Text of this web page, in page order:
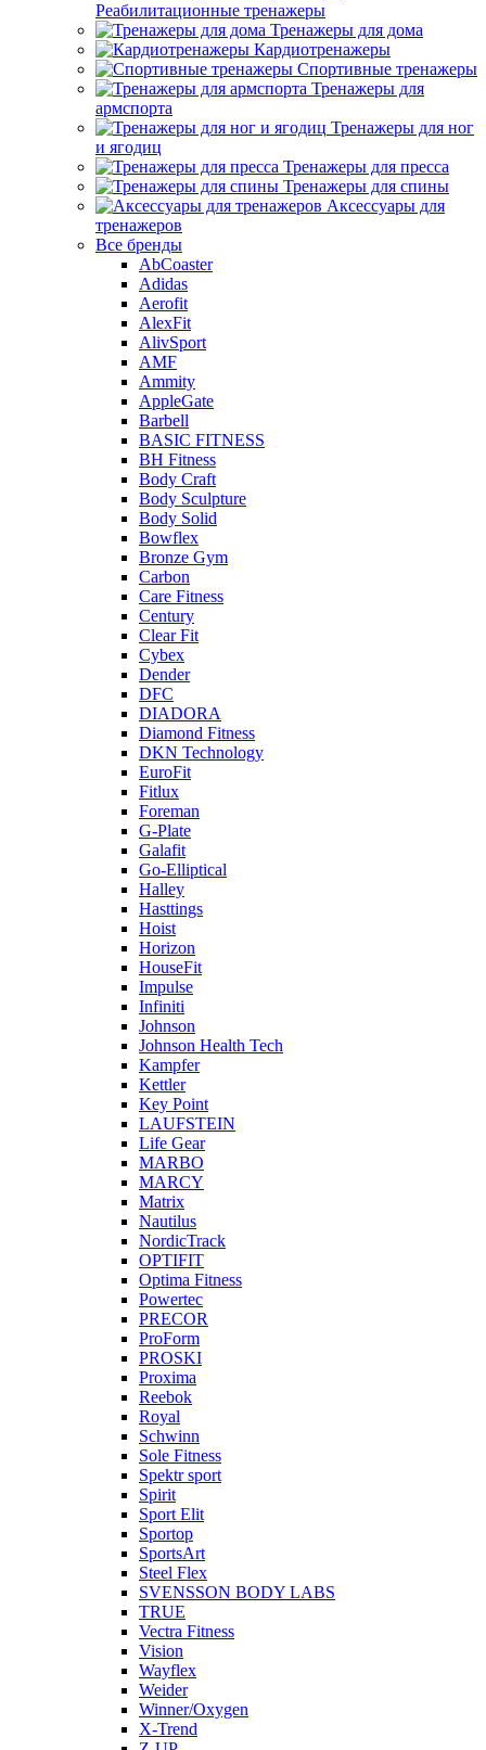
Реабилитационные тренажеры
Тренажеры для дома
Кардиотренажеры
Спортивные тренажеры
Тренажеры для
армспорта
Тренажеры для ног
и ягодиц
Тренажеры для пресса
Тренажеры для спины
Аксессуары для
тренажеров
Все бренды
AbCoaster
Adidas
Aerofit
AlexFit
AlivSport
AMF
Ammity
AppleGate
Barbell
BASIC FITNESS
BH Fitness
Body Craft
Body Sculpture
Body Solid
Bowflex
Bronze Gym
Carbon
Care Fitness
Century
Clear Fit
Cybex
Dender
DFC
DIADORA
Diamond Fitness
DKN Technology
EuroFit
Fitlux
Foreman
G-Plate
Galafit
Go-Elliptical
Halley
Hasttings
Hoist
Horizon
HouseFit
Impulse
Infiniti
Johnson
Johnson Health Tech
Kampfer
Kettler
Key Point
LAUFSTEIN
Life Gear
MARBO
MARCY
Matrix
Nautilus
NordicTrack
OPTIFIT
Optima Fitness
Powertec
PRECOR
ProForm
PROSKI
Proxima
Reebok
Royal
Schwinn
Sole Fitness
Spektr sport
Spirit
Sport Elit
Sportop
SportsArt
Steel Flex
SVENSSON BODY LABS
TRUE
Vectra Fitness
Vision
Wayflex
Weider
Winner/Oxygen
X-Trend